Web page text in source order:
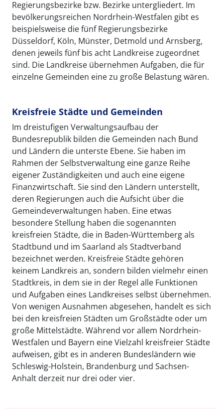
Regierungsbezirke bzw. Bezirke untergliedert. Im
bevölkerungsreichen Nordrhein-Westfalen gibt es
beispielsweise die fünf Regierungsbezirke
Düsseldorf, Köln, Münster, Detmold und Arnsberg,
denen jeweils fünf bis acht Landkreise zugeordnet
sind. Die Landkreise übernehmen Aufgaben, die für
einzelne Gemeinden eine zu große Belastung wären.
Kreisfreie Städte und Gemeinden
Im dreistufigen Verwaltungsaufbau der
Bundesrepublik bilden die Gemeinden nach Bund
und Ländern die unterste Ebene. Sie haben im
Rahmen der Selbstverwaltung eine ganze Reihe
eigener Zuständigkeiten und auch eine eigene
Finanzwirtschaft. Sie sind den Ländern unterstellt,
deren Regierungen auch die Aufsicht über die
Gemeindeverwaltungen haben. Eine etwas
besondere Stellung haben die sogenannten
kreisfreien Städte, die in Baden-Württemberg als
Stadtbund und im Saarland als Stadtverband
bezeichnet werden. Kreisfreie Städte gehören
keinem Landkreis an, sondern bilden vielmehr einen
Stadtkreis, in dem sie in der Regel alle Funktionen
und Aufgaben eines Landkreises selbst übernehmen.
Von wenigen Ausnahmen abgesehen, handelt es sich
bei den kreisfreien Städten um Großstädte oder um
große Mittelstädte. Während vor allem Nordrhein-
Westfalen und Bayern eine Vielzahl kreisfreier Städte
aufweisen, gibt es in anderen Bundesländern wie
Schleswig-Holstein, Brandenburg und Sachsen-
Anhalt derzeit nur drei oder vier.